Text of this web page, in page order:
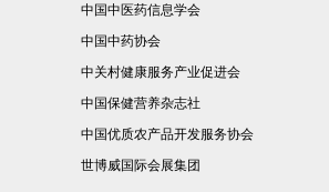
中国中医药信息学会
中国中药协会
中关村健康服务产业促进会
中国保健营养杂志社
中国优质农产品开发服务协会
世博威国际会展集团